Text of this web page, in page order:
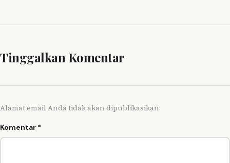
Tinggalkan Komentar
Alamat email Anda tidak akan dipublikasikan.
Komentar *